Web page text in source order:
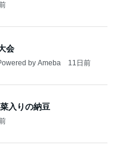
会
by Ameba 11日前
入りの納豆